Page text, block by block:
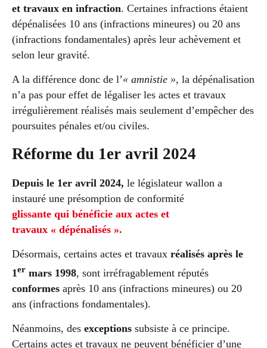
et travaux en infraction. Certaines infractions étaient
dépénalisées 10 ans (infractions mineures) ou 20 ans
(infractions fondamentales) après leur achèvement et
selon leur gravité.
A la différence donc de l’« amnistie », la dépénalisation
n’a pas pour effet de légaliser les actes et travaux
irrégulièrement réalisés mais seulement d’empêcher des
poursuites pénales et/ou civiles.
Réforme du 1er avril 2024
Depuis le 1er avril 2024, le législateur wallon a
instauré une présomption de conformité
glissante qui bénéficie aux actes et
travaux « dépénalisés ».
Désormais, certains actes et travaux réalisés après le
1er mars 1998, sont irréfragablement réputés
conformes après 10 ans (infractions mineures) ou 20
ans (infractions fondamentales).
Néanmoins, des exceptions subsiste à ce principe.
Certains actes et travaux ne peuvent bénéficier d’une